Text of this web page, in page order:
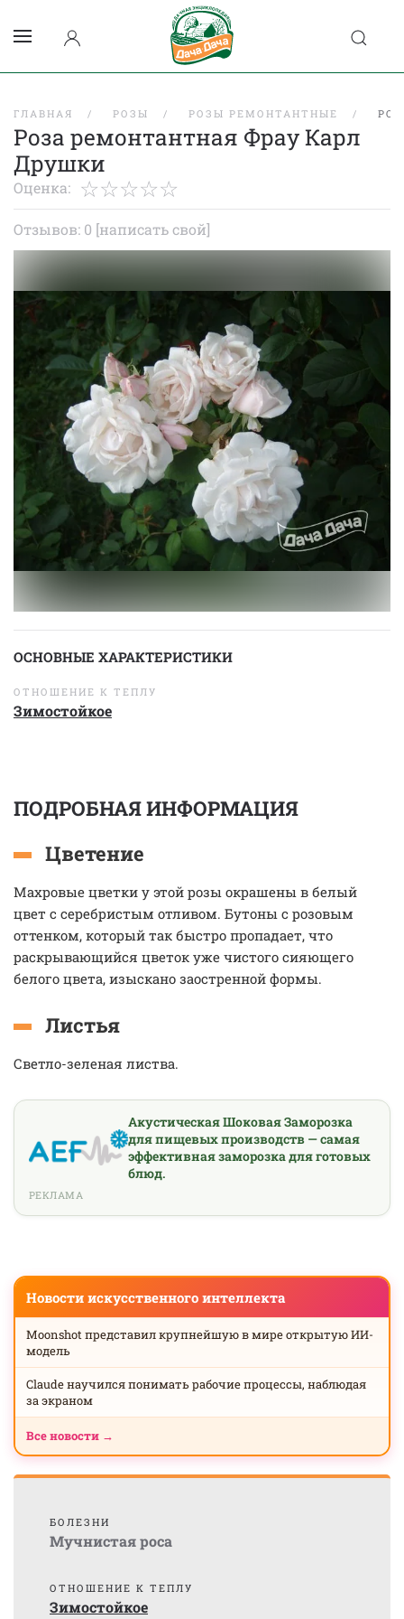
ГЛАВНАЯ РОЗЫ РОЗЫ РЕМОНТАНТНЫЕ
Роза ремонтантная Фрау Карл
Друшки
Оценка:
Отзывов: 0 [написать свой]
ОСНОВНЫЕ ХАРАКТЕРИСТИКИ
ОТНОШЕНИЕ К ТЕПЛУ
Зимостойкое
ПОДРОБНАЯ ИНФОРМАЦИЯ
Цветение
Махровые цветки у этой розы окрашены в белый
цвет с серебристым отливом. Бутоны с розовым
оттенком, который так быстро пропадает, что
раскрывающийся цветок уже чистого сияющего
белого цвета, изыскано заостренной формы.
Листья
Светло-зеленая листва.
Акустическая Шоковая Заморозка
для пищевых производств — самая
эффективная заморозка для готовых
блюд.
РЕКЛАМА
Новости искусственного интеллекта
Moonshot представил крупнейшую в мире открытую ИИ-
модель
Claude научился понимать рабочие процессы, наблюдая
за экраном
Все новости →
БОЛЕЗНИ
Мучнистая роса
ОТНОШЕНИЕ К ТЕПЛУ
Зимостойкое